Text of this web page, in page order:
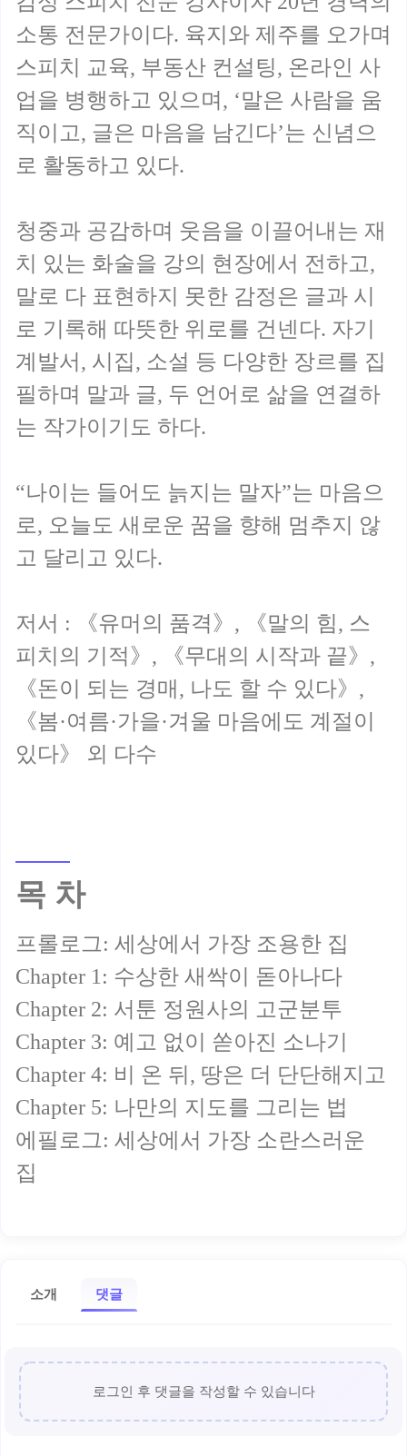
소통 전문가이다. 육지와 제주를 오가며
스피치 교육, 부동산 컨설팅, 온라인 사
업을 병행하고 있으며, ‘말은 사람을 움
직이고, 글은 마음을 남긴다’는 신념으
로 활동하고 있다.
청중과 공감하며 웃음을 이끌어내는 재
치 있는 화술을 강의 현장에서 전하고,
말로 다 표현하지 못한 감정은 글과 시
로 기록해 따뜻한 위로를 건넨다. 자기
계발서, 시집, 소설 등 다양한 장르를 집
필하며 말과 글, 두 언어로 삶을 연결하
는 작가이기도 하다.
“나이는 들어도 늙지는 말자”는 마음으
로, 오늘도 새로운 꿈을 향해 멈추지 않
고 달리고 있다.
저서 : 《유머의 품격》, 《말의 힘, 스
피치의 기적》, 《무대의 시작과 끝》,
《돈이 되는 경매, 나도 할 수 있다》,
《봄·여름·가을·겨울 마음에도 계절이
목 차
프롤로그: 세상에서 가장 조용한 집
Chapter 1: 수상한 새싹이 돋아나다
Chapter 2: 서툰 정원사의 고군분투
Chapter 3: 예고 없이 쏟아진 소나기
Chapter 4: 비 온 뒤, 땅은 더 단단해지고
Chapter 5: 나만의 지도를 그리는 법
에필로그: 세상에서 가장 소란스러운
집
소개 댓글
로그인 후 댓글을 작성할 수 있습니다